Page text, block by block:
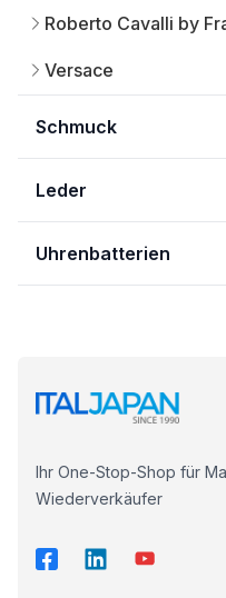
Roberto Cavalli by
Versace
Schmuck
Leder
Uhrenbatterien
Ihr One-Stop-Shop für
Wiederverkäufer